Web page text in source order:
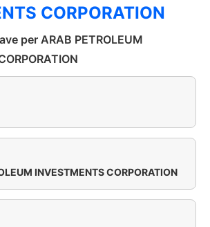
CORPORATION
per ARAB PETROLEUM
INVESTMENTS CORPORATION